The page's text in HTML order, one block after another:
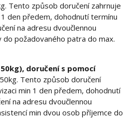
Tento způsob doručení zahrnuje
den předem, dohodnutí termínu
na adresu dvoučlennou
do požadovaného patra do max.
doručení s pomocí
Tento způsob doručení
min 1 den předem, dohodnutí
na adresu dvoučlennou
min dvou osob příjemce do